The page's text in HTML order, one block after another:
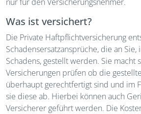
Was ist versichert?
Die Private Haftpflichtversicherung
Schadensersatzansprüche, die an Sie,
Schadens, gestellt werden. Sie macht
Versicherungen prüfen ob die
überhaupt gerechtfertigt sind und im
sie diese ab. Hierbei können auch
Versicherer geführt werden. Die